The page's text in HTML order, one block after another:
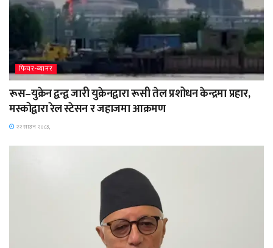
फिचर-ब्यानर
रूस–युक्रेन द्वन्द्व जारी युक्रेनद्वारा रूसी तेल प्रशोधन केन्द्रमा प्रहार,
मस्कोद्वारा रेल स्टेसन र जहाजमा आक्रमण
२२ साउन २०८३,